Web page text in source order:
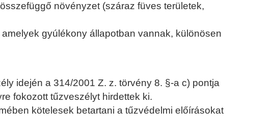
növényzet (száraz füves területek,
gyúlékony állapotban vannak, különösen
idején a 314/2001 Z. z. törvény 8. §-a c) pontja
fokozott tűzveszélyt hirdettek ki.
kötelesek betartani a tűzvédelmi előírásokat